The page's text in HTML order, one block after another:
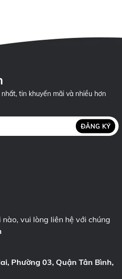
tin khuyến mãi và nhiều hơn
ĐĂNG KÝ
vui lòng liên hệ với chúng
Phường 03, Quận Tân Bình,